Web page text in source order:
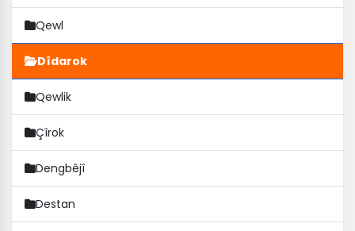
Qewl
Dîdarok
Qewlik
Çîrok
Dengbêjî
Destan